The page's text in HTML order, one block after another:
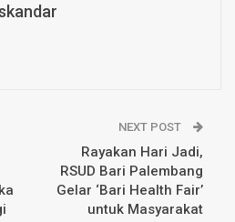
NEXT POST
Rayakan Hari Jadi,
RSUD Bari Palembang
Gelar ‘Bari Health Fair’
untuk Masyarakat